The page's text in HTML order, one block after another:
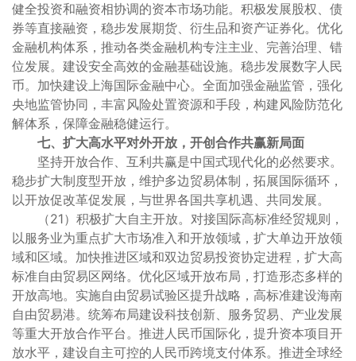
健全投资和融资相协调的资本市场功能。积极发展股权、债
券等直接融资，稳步发展期货、衍生品和资产证券化。优化
金融机构体系，推动各类金融机构专注主业、完善治理、错
位发展。建设安全高效的金融基础设施。稳步发展数字人民
币。加快建设上海国际金融中心。全面加强金融监管，强化
央地监管协同，丰富风险处置资源和手段，构建风险防范化
解体系，保障金融稳健运行。
七、扩大高水平对外开放，开创合作共赢新局面
坚持开放合作、互利共赢是中国式现代化的必然要求。
稳步扩大制度型开放，维护多边贸易体制，拓展国际循环，
以开放促改革促发展，与世界各国共享机遇、共同发展。
（21）积极扩大自主开放。对接国际高标准经贸规则，
以服务业为重点扩大市场准入和开放领域，扩大单边开放领
域和区域。加快推进区域和双边贸易投资协定进程，扩大高
标准自由贸易区网络。优化区域开放布局，打造形态多样的
开放高地。实施自由贸易试验区提升战略，高标准建设海南
自由贸易港。统筹布局建设科技创新、服务贸易、产业发展
等重大开放合作平台。推进人民币国际化，提升资本项目开
放水平，建设自主可控的人民币跨境支付体系。推进全球经